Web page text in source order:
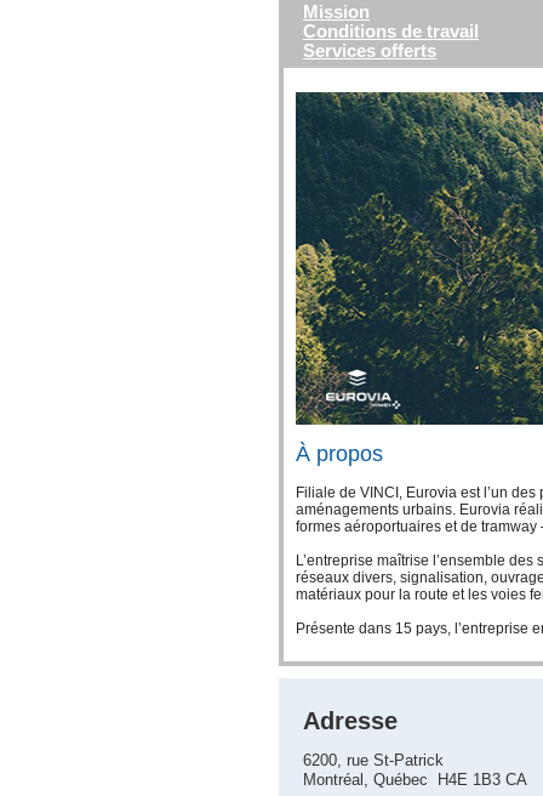
Mission
Conditions de travail
Services offerts
À propos
Filiale de VINCI, Eurovia est l’un
aménagements urbains. Eurovia
formes aéroportuaires et de
L’entreprise maîtrise l’ensemble
réseaux divers, signalisation,
matériaux pour la route et les voies
Présente dans 15 pays, l’entreprise
Adresse
6200, rue St-Patrick
Montréal, Québec H4E 1B3 CA